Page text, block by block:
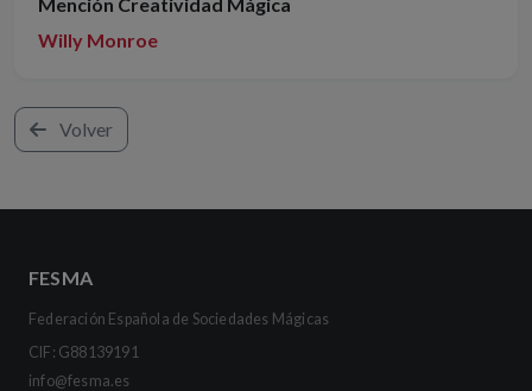
Willy Monroe
Volver
FESMA
Federación Española de Sociedades Mágicas
CIF: G88139191
info@fesma.es